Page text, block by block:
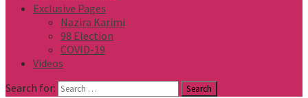
Exclusive Pages
Nazira Karimi
98 Election
COVID-19
Videos
Search for: